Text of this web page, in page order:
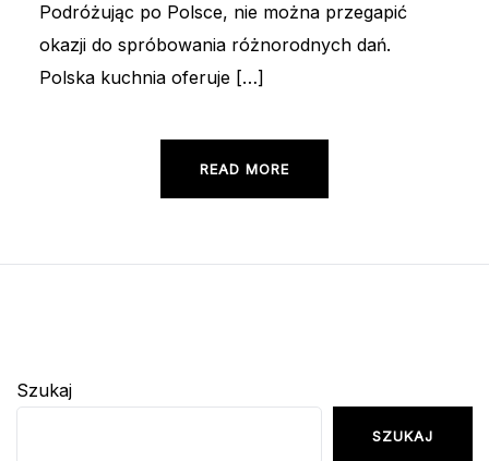
Podróżując po Polsce, nie można przegapić
okazji do spróbowania różnorodnych dań.
Polska kuchnia oferuje […]
READ MORE
Szukaj
SZUKAJ